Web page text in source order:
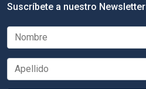
Suscríbete a nuestro Newsletter